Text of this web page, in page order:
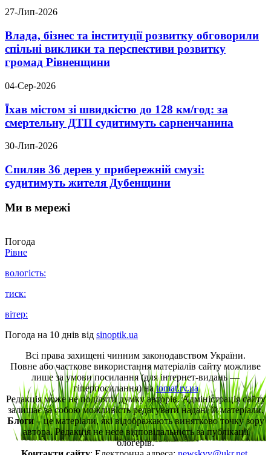
27-Лип-2026
Влада, бізнес та інституції розвитку обговорили
спільні виклики та перспективи розвитку
громад Рівненщини
04-Сер-2026
Їхав містом зі швидкістю до 128 км/год: за
смертельну ДТП судитимуть сарненчанина
30-Лип-2026
Спиляв 36 дерев у прибережній смузі:
судитимуть жителя Дубенщини
Ми в мережі
Погода
Рівне
вологість:
тиск:
вітер:
Погода на 10 днів від sinoptik.ua
Всі права захищені чинним законодавством України.
Повне або часткове використання матеріалів сайту можливе
лише за умови посилання (для інтернет-видань —
гіперпосилання) наtomat.rv.ua
Редакція може не поділяти думку авторів. Адміністрація сайту
залишає за собою можливість редагувати надані їй матеріали.
Блоги– це матеріали, які відображають винятково точку зору
автора. Редакція не несе відповідальність за публікації
блогерів.